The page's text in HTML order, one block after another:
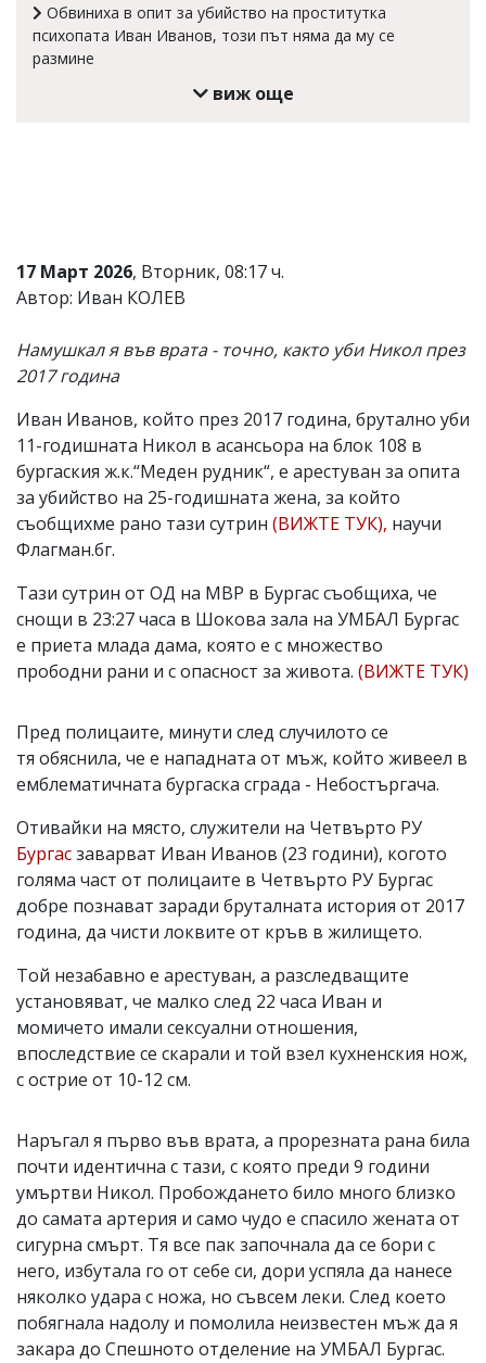
откриете
обиден
Обвиниха в опит за убийство на проститутка
психопата Иван Иванов, този път няма да му се
размине
виж още
17 Март 2026, Вторник, 08:17 ч.
Автор: Иван КОЛЕВ
Намушкал я във врата - точно, както уби Никол през
2017 година
Иван Иванов, който през 2017 година, брутално уби
11-годишната Никол в асансьора на блок 108 в
бургаския ж.к.“Меден рудник“, е арестуван за опита
за убийство на 25-годишната жена, за който
съобщихме рано тази сутрин (ВИЖТЕ ТУК), научи
Флагман.бг.
Тази сутрин от ОД на МВР в Бургас съобщиха, че
снощи в 23:27 часа в Шокова зала на УМБАЛ Бургас
е приета млада дама, която е с множество
прободни рани и с опасност за живота. (ВИЖТЕ ТУК)
Пред полицаите, минути след случилото се
тя обяснила, че е нападната от мъж, който живеел в
емблематичната бургаска сграда - Небостъргача.
Отивайки на място, служители на Четвърто РУ
Бургасзаварват Иван Иванов (23 години), когото
голяма част от полицаите в Четвърто РУ Бургас
добре познават заради бруталната история от 2017
година, да чисти локвите от кръв в жилището.
Той незабавно е арестуван, а разследващите
установяват, че малко след 22 часа Иван и
момичето имали сексуални отношения,
впоследствие се скарали и той взел кухненския нож,
с острие от 10-12 см.
Наръгал я първо във врата, а прорезната рана била
почти идентична с тази, с която преди 9 години
умъртви Никол. Пробождането било много близко
до самата артерия и само чудо е спасило жената от
сигурна смърт. Тя все пак започнала да се бори с
него, избутала го от себе си, дори успяла да нанесе
няколко удара с ножа, но съвсем леки. След което
побягнала надолу и помолила неизвестен мъж да я
закара до Спешното отделение на УМБАЛ Бургас.